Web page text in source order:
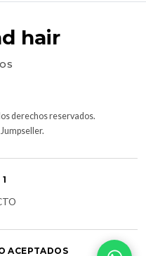
hair
derechos reservados.
.
ACEPTADOS